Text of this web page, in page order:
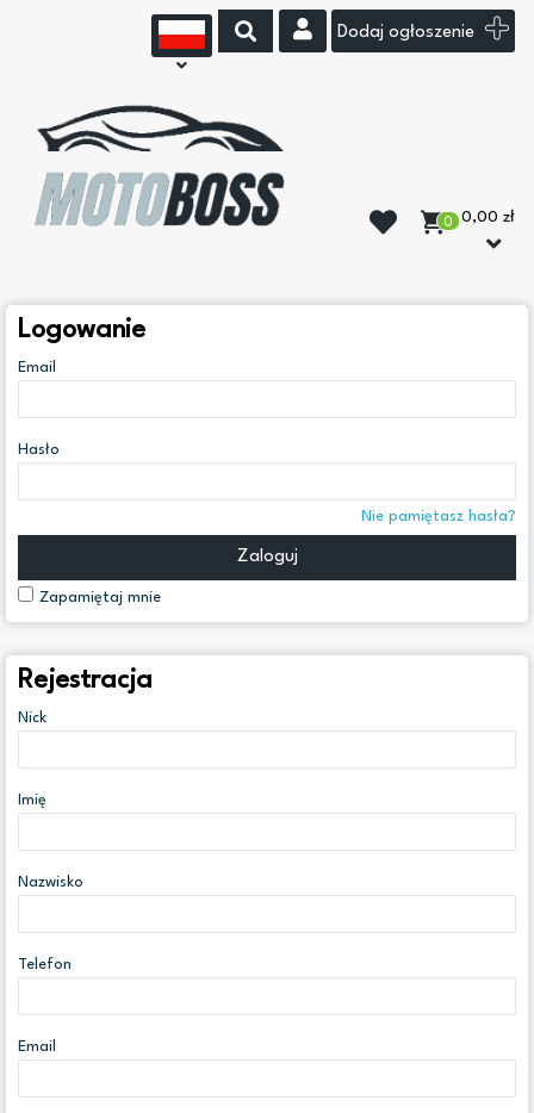
Dodaj ogłoszenie
0 0,00 zł
Logowanie
Email
Hasło
Nie pamiętasz hasła?
Zaloguj
Zapamiętaj mnie
Rejestracja
Nick
Imię
Nazwisko
Telefon
Email